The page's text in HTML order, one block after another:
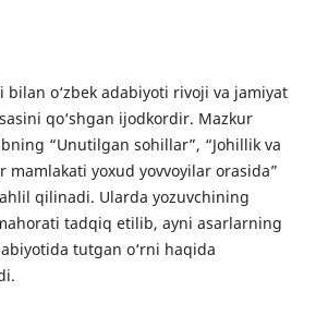
o‘zbek adabiyoti rivoji va jamiyat
qo‘shgan ijodkordir. Mazkur
“Unutilgan sohillar”, “Johillik va
mamlakati yoxud yovvoyilar orasida”
qilinadi. Ularda yozuvchining
tadqiq etilib, ayni asarlarning
tutgan o‘rni haqida